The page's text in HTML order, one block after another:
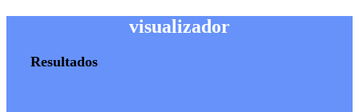
visualizador
Resultados